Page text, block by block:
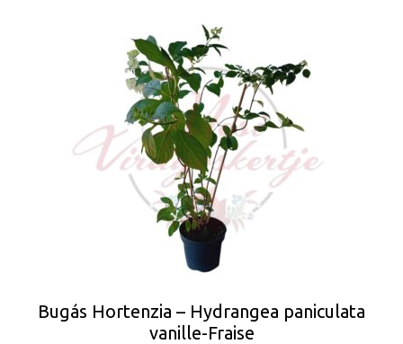
Bugás Hortenzia – Hydrangea paniculata
vanille-Fraise